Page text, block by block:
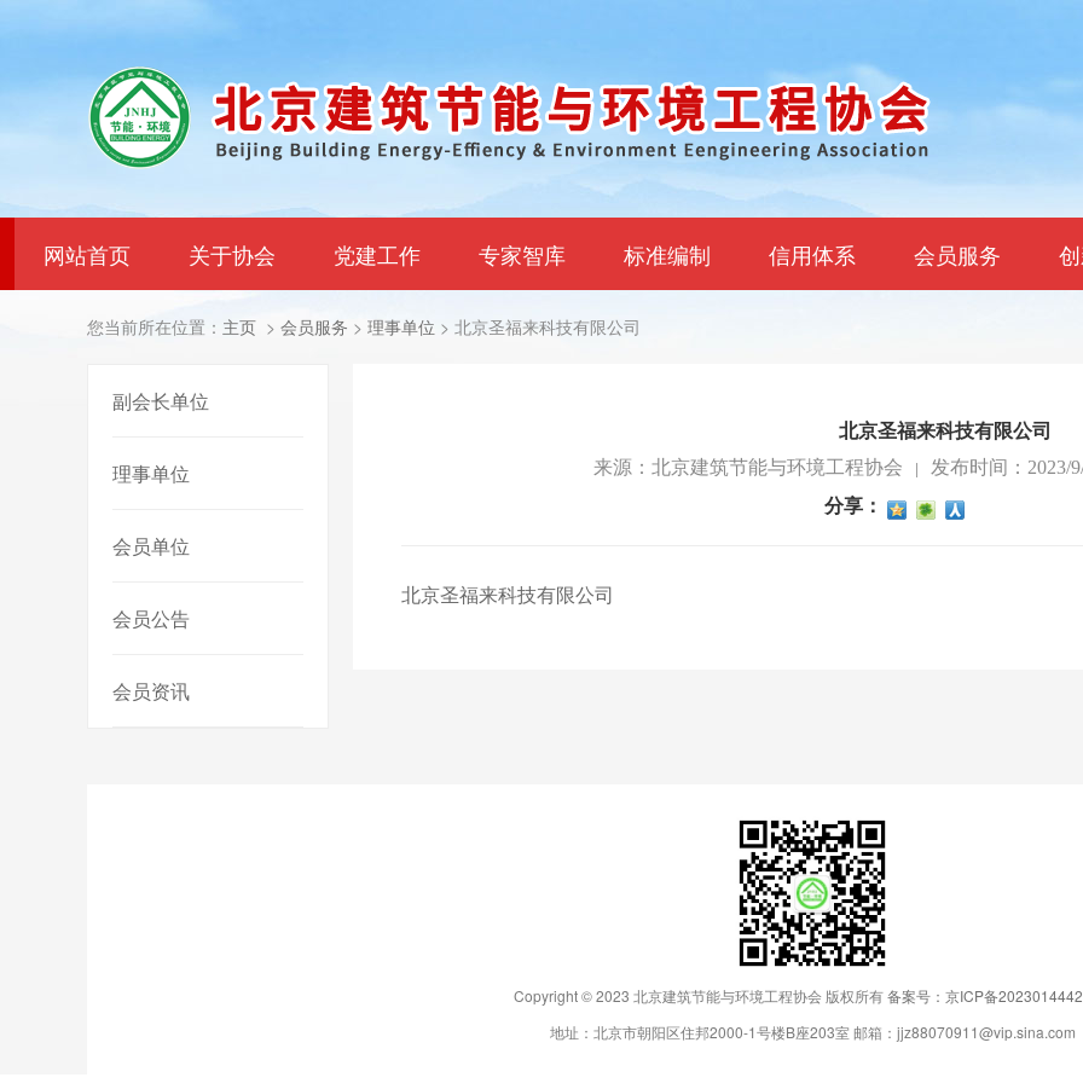
网站首页 关于协会 党建工作 专家智库 标准编制 信用体系 会员服务
您当前所在位置： 主页 > 会员服务 > 理事单位 > 北京圣福来科技有限公司
副会长单位
理事单位
会员单位
会员公告
会员资讯
北京圣福来科技有限公司
来源：北京建筑节能与环境工程协会 |
发布时间：2023/
分享：
北京圣福来科技有限公司
Copyright © 2023 北京建筑节能与环境工程协会 版权所有备案号：京ICP备
地址：北京市朝阳区住邦2000-1号楼B座203室 邮箱：jjz88070911@vip.sina.com